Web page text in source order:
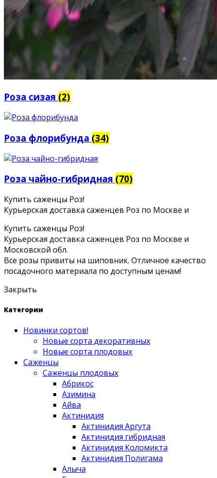
Роза сизая (2)
Роза флорибунда (34)
Роза чайно-гибридная (70)
Купить саженцы Роз!
Курьерская доставка саженцев Роз по Москве и
Купить саженцы Роз!
Курьерская доставка саженцев Роз по Москве и
Московской обл.
Все розы привиты на шиповник. Отличное качество
посадочного материала по доступным ценам!
Закрыть
Категории
Новинки сортов!
Новые сорта декоративных
Новые сорта плодовых
Саженцы
Саженцы плодовых
Абрикос
Азимина
Айва
Актинидия
Актинидия Аргута
Актинидия гибридная
Актинидия Коломикта
Актинидия Полигама
Алыча